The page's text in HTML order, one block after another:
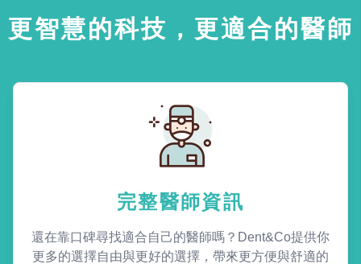
更智慧的科技，更適合的醫師
完整醫師資訊
還在靠口碑尋找適合自己的醫師嗎？Dent&Co提供你
更多的選擇自由與更好的選擇，帶來更方便與舒適的